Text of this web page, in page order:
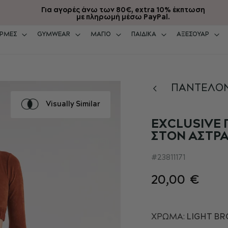
Για αγορές άνω των 80€, extra 10% έκπτωση
με πληρωμή μέσω PayPal.
GYMWEAR ΜΑΓΙΟ ΠΑΙΔΙΚΑ ΑΞΕΣΟΥΑΡ
Visually Similar
ΣΤΟΝ
20,00 €
23811171
ΧΡΏΜΑ: LIGHT